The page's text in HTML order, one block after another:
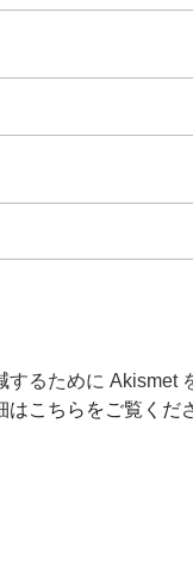
るために Akismet
はこちらをご覧くだ